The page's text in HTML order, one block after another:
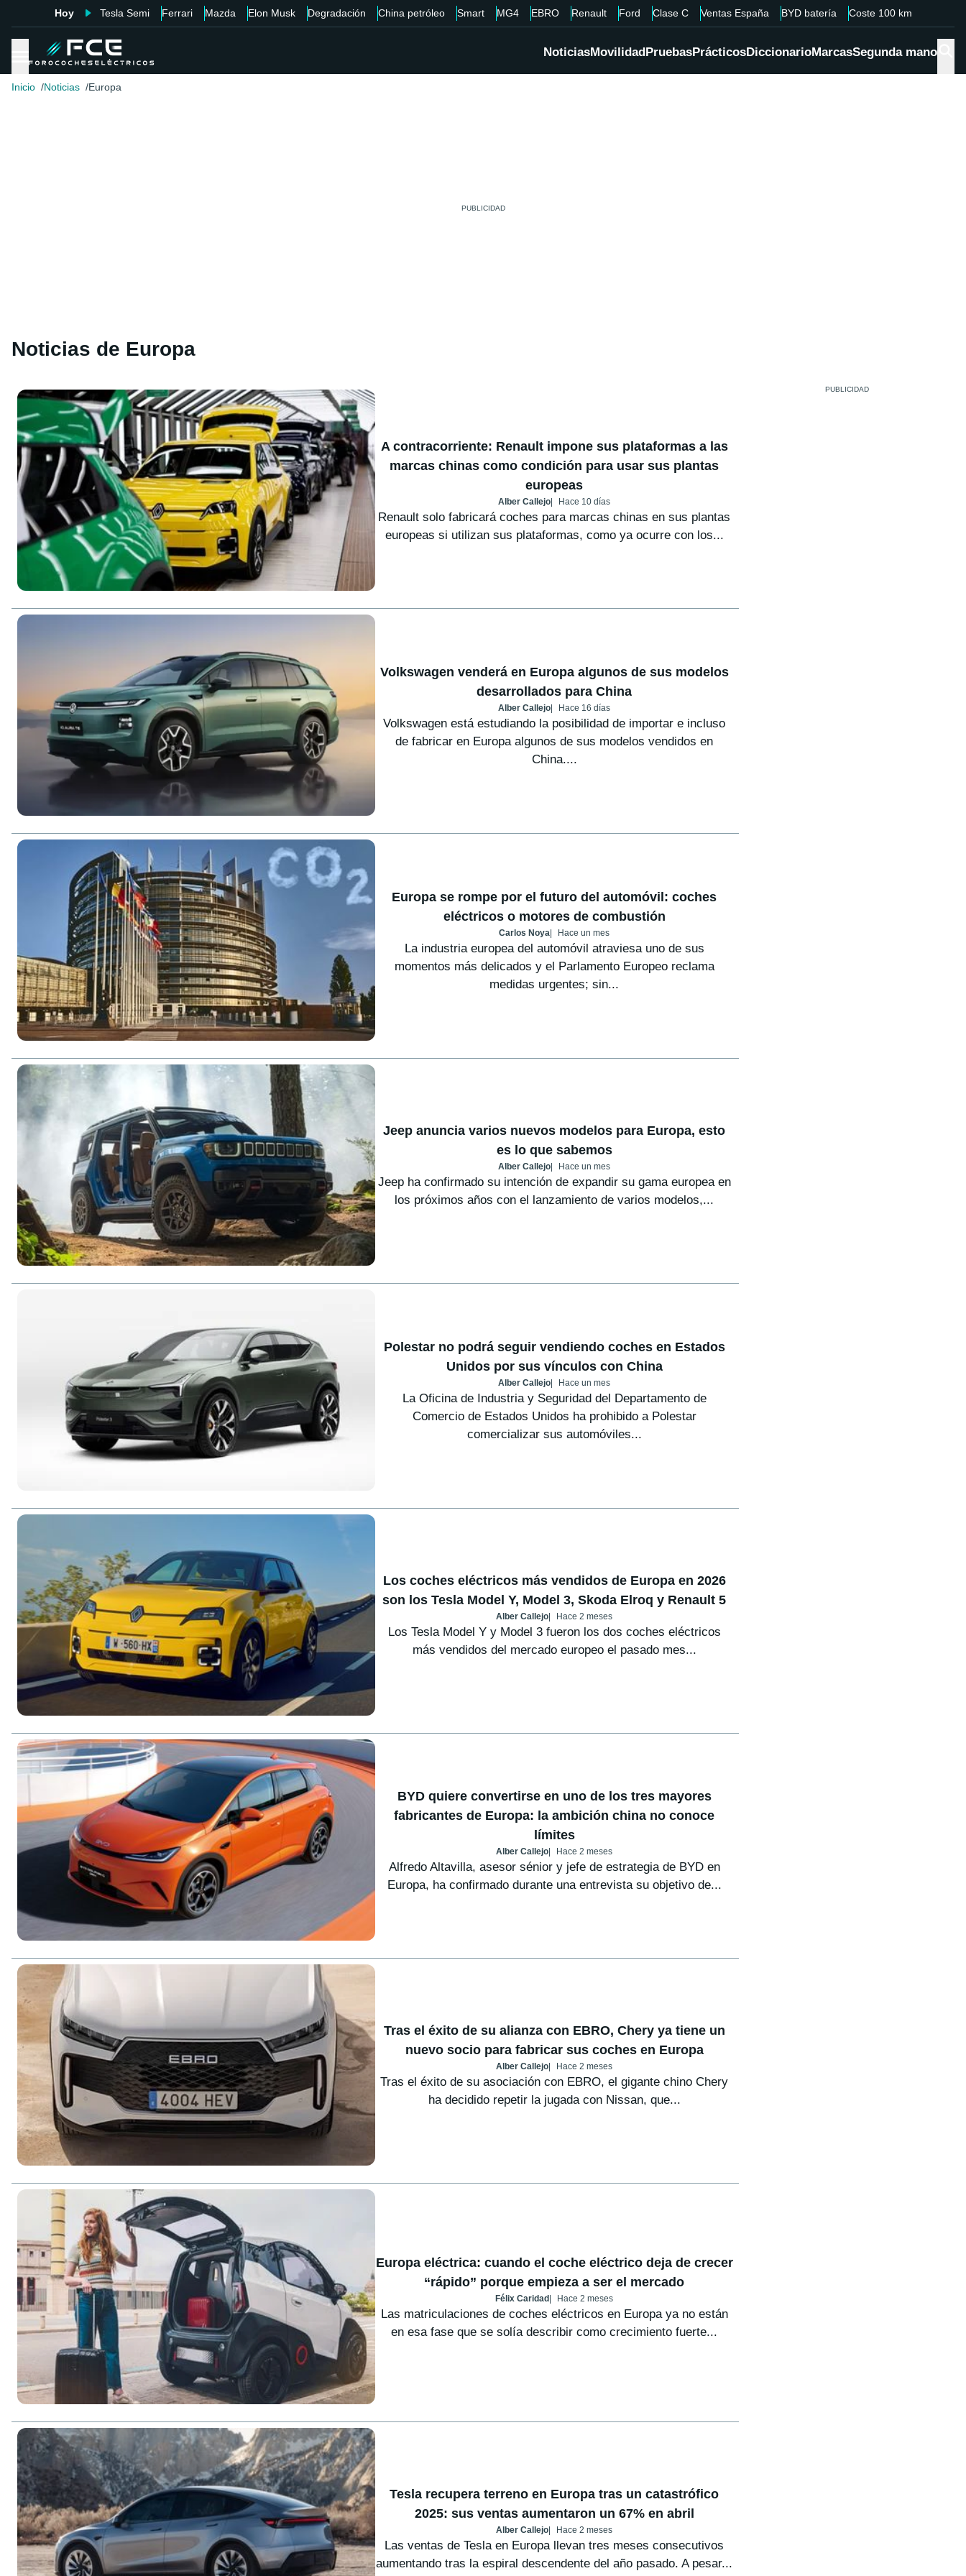
Hoy Tesla Semi Ferrari Mazda Elon Musk Degradación China petróleo Smart MG4 EBRO Renault Ford Clase C Ventas España BYD batería Coste 100 km
NoticiasMovilidadPruebasPrácticosDiccionarioMarcasSegunda mano
Inicio Noticias Europa
Noticias de Europa
A contracorriente: Renault impone sus plataformas a las
marcas chinas como condición para usar sus plantas
europeas
Alber Callejo Hace 10 días
Renault solo fabricará coches para marcas chinas en sus plantas
europeas si utilizan sus plataformas, como ya ocurre con los...
Volkswagen venderá en Europa algunos de sus modelos
desarrollados para China
Alber Callejo Hace 16 días
Volkswagen está estudiando la posibilidad de importar e incluso
de fabricar en Europa algunos de sus modelos vendidos en
China....
Europa se rompe por el futuro del automóvil: coches
eléctricos o motores de combustión
Carlos Noya Hace un mes
La industria europea del automóvil atraviesa uno de sus
momentos más delicados y el Parlamento Europeo reclama
medidas urgentes; sin...
Jeep anuncia varios nuevos modelos para Europa, esto
es lo que sabemos
Alber Callejo Hace un mes
Jeep ha confirmado su intención de expandir su gama europea en
los próximos años con el lanzamiento de varios modelos,...
Polestar no podrá seguir vendiendo coches en Estados
Unidos por sus vínculos con China
Alber Callejo Hace un mes
La Oficina de Industria y Seguridad del Departamento de
Comercio de Estados Unidos ha prohibido a Polestar
comercializar sus automóviles...
Los coches eléctricos más vendidos de Europa en 2026
son los Tesla Model Y, Model 3, Skoda Elroq y Renault 5
Alber Callejo Hace 2 meses
Los Tesla Model Y y Model 3 fueron los dos coches eléctricos
más vendidos del mercado europeo el pasado mes...
BYD quiere convertirse en uno de los tres mayores
fabricantes de Europa: la ambición china no conoce
límites
Alber Callejo Hace 2 meses
Alfredo Altavilla, asesor sénior y jefe de estrategia de BYD en
Europa, ha confirmado durante una entrevista su objetivo de...
Tras el éxito de su alianza con EBRO, Chery ya tiene un
nuevo socio para fabricar sus coches en Europa
Alber Callejo Hace 2 meses
Tras el éxito de su asociación con EBRO, el gigante chino Chery
ha decidido repetir la jugada con Nissan, que...
Europa eléctrica: cuando el coche eléctrico deja de crecer
“rápido” porque empieza a ser el mercado
Félix Caridad Hace 2 meses
Las matriculaciones de coches eléctricos en Europa ya no están
en esa fase que se solía describir como crecimiento fuerte...
Tesla recupera terreno en Europa tras un catastrófico
2025: sus ventas aumentaron un 67% en abril
Alber Callejo Hace 2 meses
Las ventas de Tesla en Europa llevan tres meses consecutivos
aumentando tras la espiral descendente del año pasado. A pesar...